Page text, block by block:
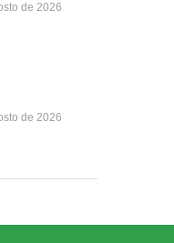
de 2026
de 2026